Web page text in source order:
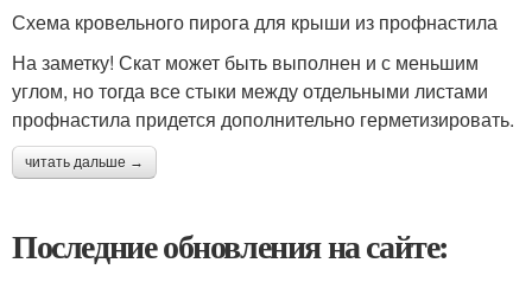
Схема кровельного пирога для крыши из профнастила
На заметку! Скат может быть выполнен и с меньшим
углом, но тогда все стыки между отдельными листами
профнастила придется дополнительно герметизировать.
читать дальше →
Последние обновления на сайте: